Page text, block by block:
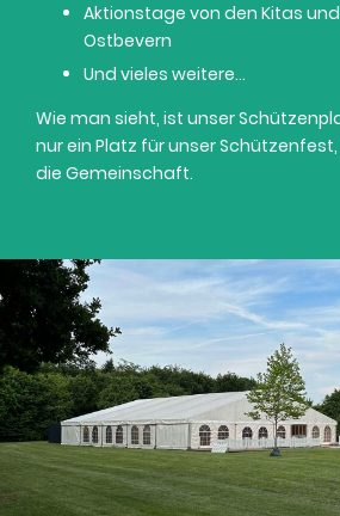
Aktionstage von den Kitas
Ostbevern
Und vieles weitere…
Wie man sieht, ist unser
nur ein Platz für unser
die Gemeinschaft.